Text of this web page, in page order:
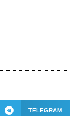
TELEGRAM